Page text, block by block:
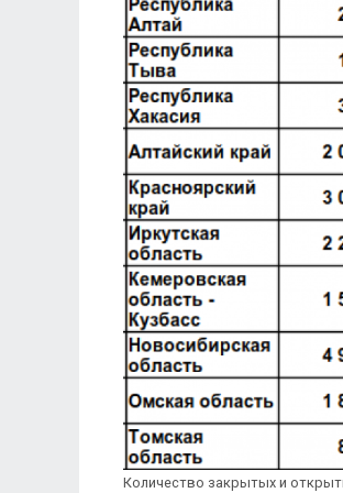
Количество закрытых и